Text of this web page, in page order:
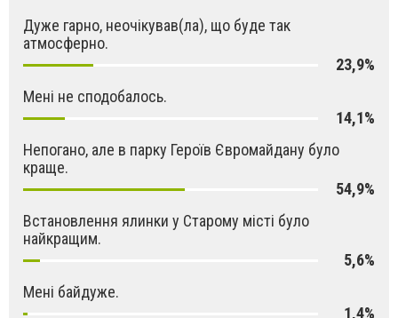
Дуже гарно, неочікував(ла), що буде так
атмосферно.
23,9%
Мені не сподобалось.
14,1%
Непогано, але в парку Героїв Євромайдану було
краще.
54,9%
Встановлення ялинки у Старому місті було
найкращим.
5,6%
Мені байдуже.
1,4%